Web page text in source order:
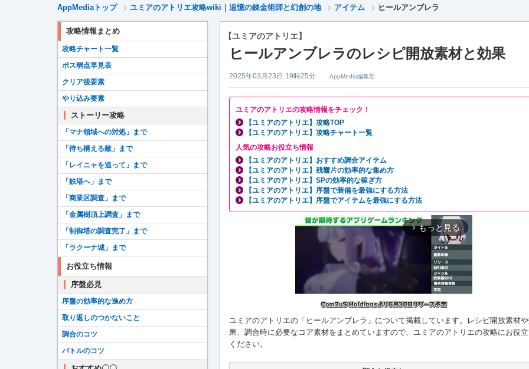
AppMediaトップ ユミアのアトリエ攻略wiki｜追憶の錬金術師と幻創の地 アイテム ヒールアンブレラ
【ユミアのアトリエ】
ヒールアンブレラのレシピ開放素材と効果
2025年03月23日 19時25分 AppMedia編集部
ユミアのアトリエの攻略情報をチェック！
【ユミアのアトリエ】攻略TOP
【ユミアのアトリエ】攻略チャート一覧
人気の攻略お役立ち情報
【ユミアのアトリエ】おすすめ調合アイテム
【ユミアのアトリエ】残響片の効率的な集め方
【ユミアのアトリエ】SPの効率的な稼ぎ方
【ユミアのアトリエ】序盤で装備を最強にする方法
【ユミアのアトリエ】序盤でアイテムを最強にする方法
arrow_forward_ios もっと見る
ユミアのアトリエの「ヒールアンブレラ」について掲載しています。レシピ開放素材
果、調合時に必要なコア素材をまとめていますので、ユミアのアトリエの攻略にお役
ください。
攻略情報まとめ
攻略チャート一覧
ボス弱点早見表
クリア後要素
やり込み要素
ストーリー攻略
「マナ領域への対処」まで
「待ち構える敵」まで
「レイニャを追って」まで
「鉄塔へ」まで
「商業区調査」まで
「金属樹頂上調査」まで
「制御塔の調査完了」まで
「ラクーナ城」まで
お役立ち情報
序盤必見
序盤の効率的な進め方
取り返しのつかないこと
調合のコツ
バトルのコツ